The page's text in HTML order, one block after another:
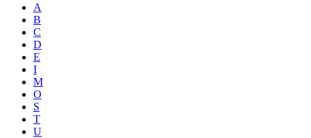
A
B
C
D
E
I
M
O
S
T
U